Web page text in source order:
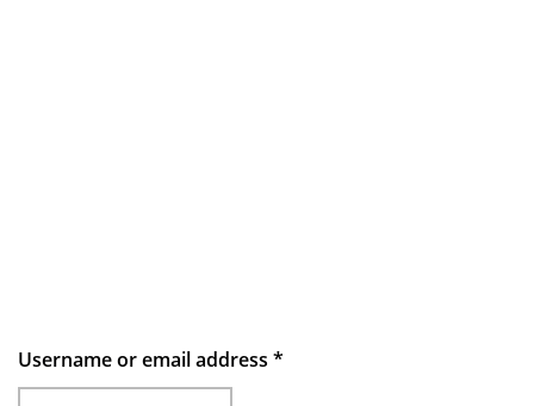
Username or email address *